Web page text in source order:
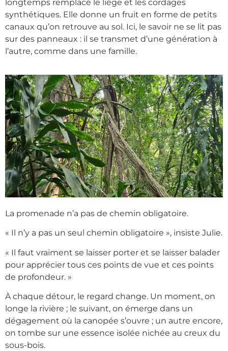
longtemps remplacé le liège et les cordages
synthétiques. Elle donne un fruit en forme de petits
canaux qu’on retrouve au sol. Ici, le savoir ne se lit pas
sur des panneaux : il se transmet d’une génération à
l’autre, comme dans une famille.
La promenade n’a pas de chemin obligatoire.
« Il n’y a pas un seul chemin obligatoire », insiste Julie.
« Il faut vraiment se laisser porter et se laisser balader
pour apprécier tous ces points de vue et ces points
de profondeur. »
À chaque détour, le regard change. Un moment, on
longe la rivière ; le suivant, on émerge dans un
dégagement où la canopée s’ouvre ; un autre encore,
on tombe sur une essence isolée nichée au creux du
sous-bois.